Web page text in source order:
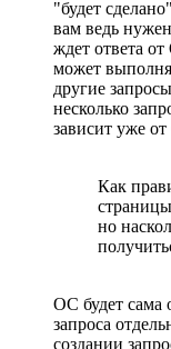
"будет
вам ведь
ждет ответа
может
другие
несколько
зависит уже
Как
но
ОС будет сама
запроса
создании